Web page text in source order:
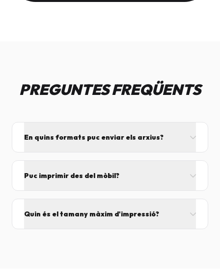
PREGUNTES FREQÜENTS
En quins formats puc enviar els arxius?
Word i Excel.
Puc imprimir des del mòbil?
Quin és el tamany màxim d'impressió?